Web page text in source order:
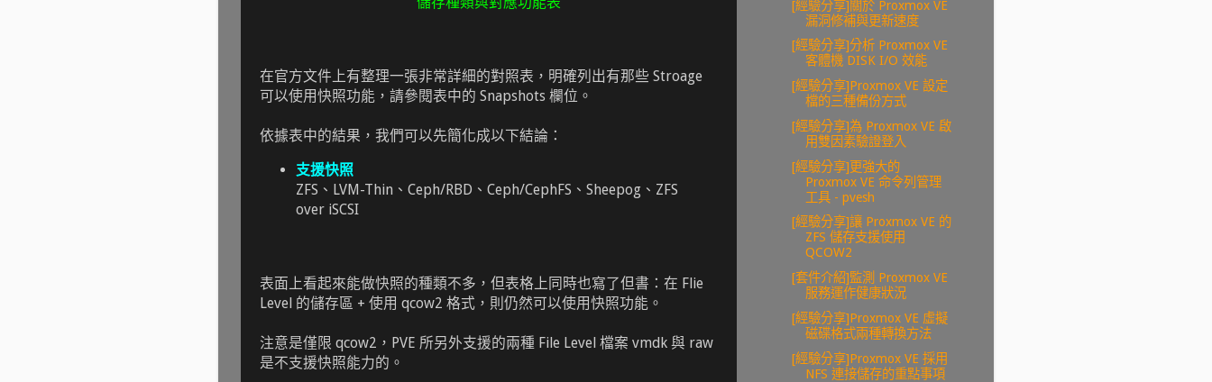
在官方文件上有整理一張非常詳細的對照表，明確列出有那些 Stroage
可以使用快照功能，請參閱表中的 Snapshots 欄位。
依據表中的結果，我們可以先簡化成以下結論：
支援快照
ZFS、LVM-Thin、Ceph/RBD、Ceph/CephFS、Sheepog、ZFS
over iSCSI
表面上看起來能做快照的種類不多，但表格上同時也寫了但書：在 Flie
Level 的儲存區 + 使用 qcow2 格式，則仍然可以使用快照功能。
注意是僅限 qcow2，PVE 所另外支援的兩種 File Level 檔案 vmdk 與 raw
是不支援快照能力的。
[經驗分享]關於 Proxmox VE
漏洞修補與更新速度
[經驗分享]分析 Proxmox VE
客體機 DISK I/O 效能
[經驗分享]Proxmox VE 設定
檔的三種備份方式
[經驗分享]為 Proxmox VE 啟
用雙因素驗證登入
[經驗分享]更強大的
Proxmox VE 命令列管理
工具 - pvesh
[經驗分享]讓 Proxmox VE 的
ZFS 儲存支援使用
QCOW2
[套件介紹]監測 Proxmox VE
服務運作健康狀況
[經驗分享]Proxmox VE 虛擬
磁碟格式兩種轉換方法
[經驗分享]Proxmox VE 採用
NFS 連接儲存的重點事項